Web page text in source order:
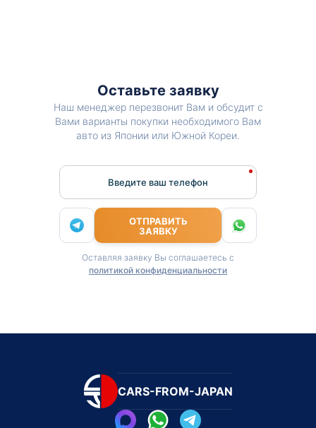
Оставьте заявку
Наш менеджер перезвонит Вам и обсудит с
Вами варианты покупки необходимого Вам
авто из Японии или Южной Кореи.
Введите ваш телефон
ОТПРАВИТЬ
ЗАЯВКУ
Оставляя заявку Вы соглашаетесь с
политикой конфиденциальности
CARS-FROM-JAPAN